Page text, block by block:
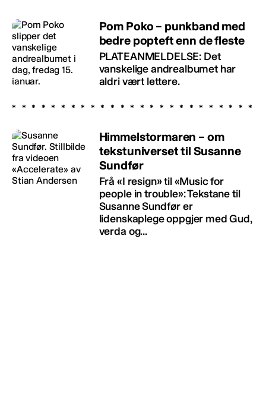
Pom Poko – punkband med
bedre popteft enn de fleste
PLATEANMELDELSE: Det
vanskelige andrealbumet har
aldri vært lettere.
Himmelstormaren – om
tekstuniverset til Susanne
Sundfør
Frå «I resign» til «Music for
people in trouble»: Tekstane til
Susanne Sundfør er
lidenskaplege oppgjer med Gud,
verda og...